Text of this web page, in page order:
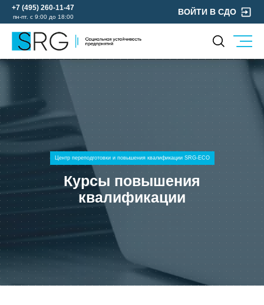
+7 (495) 260-11-47
пн-пт. с 9:00 до 18:00
ВОЙТИ В СДО
КОМПАНИЯ
О нас
Руководство
Лицензии и аккредитации
Пресс-центр
КОНТАКТЫ
МЕРОПРИЯТИЯ
БЛОГ
Карьера
Мы в социальных сетях
УСЛУГИ
ОХРАНА ТРУДА
УЧЕБНЫЙ ЦЕНТР
ЭКОЛОГИЯ
Центр переподготовки и повышения квалификации SRG-ECO
Курсы повышения
квалификации